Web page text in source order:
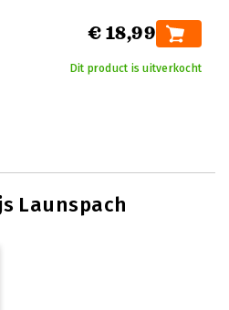
€ 18,99
Dit product is uitverkocht
Launspach